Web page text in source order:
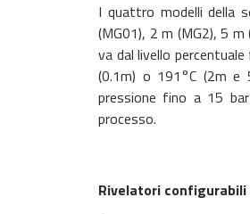
I quattro modelli della
(MG01), 2 m (MG2), 5
va dal livello
(0.1m) o 191°C (2m e
pressione fino a 15
processo.
Rivelatori configurabili